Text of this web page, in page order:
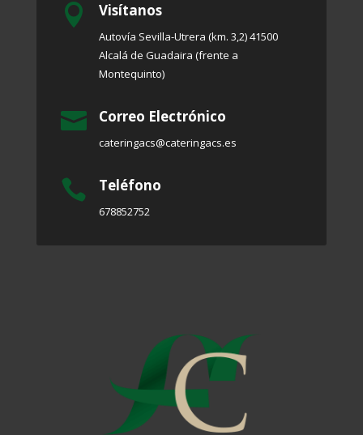
 Visítanos
Autovía Sevilla-Utrera (km. 3,2) 41500
Alcalá de Guadaira (frente a
Montequinto)
 Correo Electrónico
cateringacs@cateringacs.es
 Teléfono
678852752